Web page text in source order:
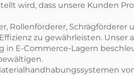
wird, dass unsere Kunden
Rollenförderer, Schrägförderer
zu gewährleisten.
E-Commerce-Lagern